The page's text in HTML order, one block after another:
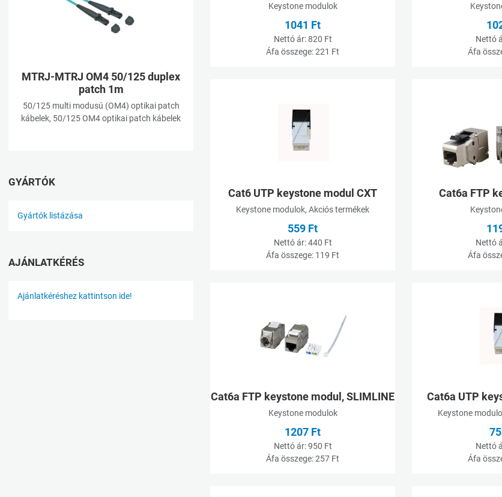
Összehasonlításhoz adom
MTRJ-MTRJ OM4 50/125 duplex
patch 1m
50/125 multi modusú (OM4) optikai patch
kábelek, 50/125 OM4 optikai patch kábelek
GYÁRTÓK
Gyártók listázása
AJÁNLATKÉRÉS
Ajánlatkéréshez kattintson ide!
Keystone modulok
1041 Ft
Nettó ár:820 Ft
Áfa összege:221 Ft
Nettó
Áfa
Összehasonlításhoz adom
Cat6 UTP keystone modul CXT
Keystone modulok, Akciós termékek
559 Ft
Nettó ár:440 Ft
Áfa összege: 119 Ft
Cat6a FTP
Nettó
Áfa
Összehasonlításhoz adom
Cat6a FTP keystone modul, SLIMLINE
Keystone modulok
1207 Ft
Nettó ár:950 Ft
Áfa összege:257 Ft
Cat6a UTP
Keystone
Nettó
Áfa